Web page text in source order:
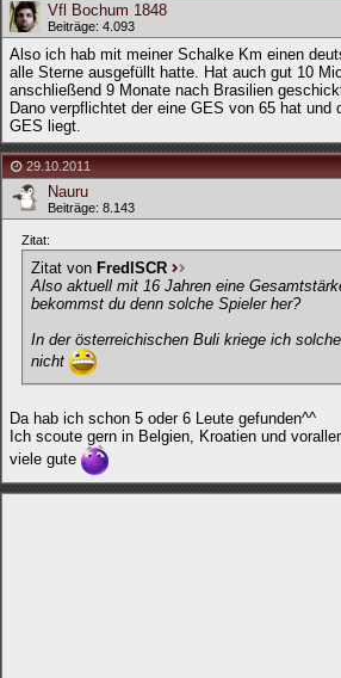
Vfl Bochum 1848
Beiträge: 4.093
Also ich hab mit meiner Schalke Km einen
alle Sterne ausgefüllt hatte. Hat auch gut 10
anschließend 9 Monate nach Brasilien
Dano verpflichtet der eine GES von 65 hat und
GES liegt.
29.10.2011
Nauru
Beiträge: 8.143
Zitat:
Zitat von FredlSCR
Also aktuell mit 16 Jahren eine
bekommst du denn solche Spieler her?
In der österreichischen Buli kriege ich
nicht
Da hab ich schon 5 oder 6 Leute gefunden^^
Ich scoute gern in Belgien, Kroatien und
viele gute